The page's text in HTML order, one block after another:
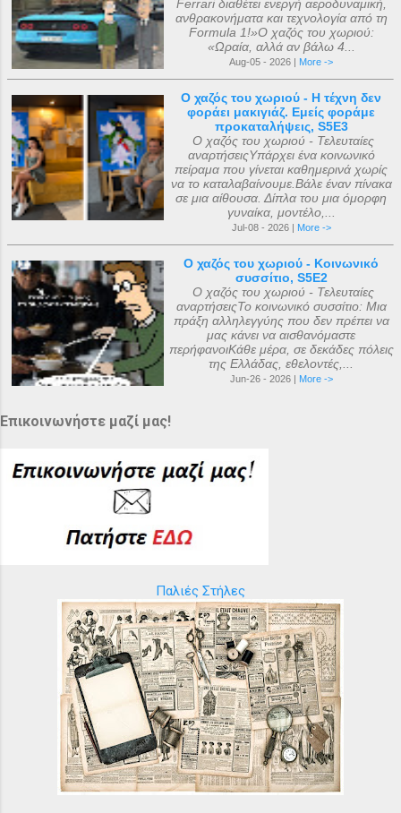
Ferrari διαθέτει ενεργή αεροδυναμική,
ανθρακονήματα και τεχνολογία από τη
Formula 1!»Ο χαζός του χωριού:
«Ωραία, αλλά αν βάλω 4...
Aug-05 - 2026 | More ->
Ο χαζός του χωριού - Η τέχνη δεν
φοράει μακιγιάζ. Εμείς φοράμε
προκαταλήψεις, S5E3
Ο χαζός του χωριού - Τελευταίες
αναρτήσειςΥπάρχει ένα κοινωνικό
πείραμα που γίνεται καθημερινά χωρίς
να το καταλαβαίνουμε.Βάλε έναν πίνακα
σε μια αίθουσα. Δίπλα του μια όμορφη
γυναίκα, μοντέλο,...
Jul-08 - 2026 | More ->
Ο χαζός του χωριού - Κοινωνικό
συσσίτιο, S5E2
Ο χαζός του χωριού - Τελευταίες
αναρτήσειςΤο κοινωνικό συσσίτιο: Μια
πράξη αλληλεγγύης που δεν πρέπει να
μας κάνει να αισθανόμαστε
περήφανοιΚάθε μέρα, σε δεκάδες πόλεις
της Ελλάδας, εθελοντές,...
Jun-26 - 2026 | More ->
Επικοινωνήστε μαζί μας!
Παλιές Στήλες